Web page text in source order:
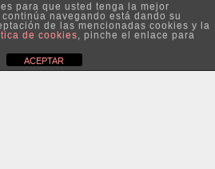
Escritorio
para que usted tenga la mejor
navegando está dando su
de las mencionadas cookies y la
de cookies, pinche el enlace para
ACEPTAR